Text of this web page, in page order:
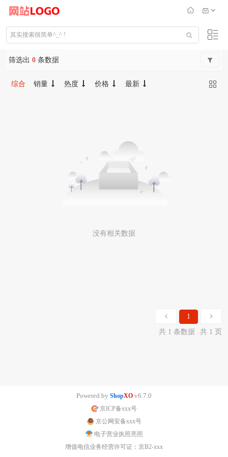
筛选出 0 条数据
综合 销量 热度 价格 最新
没有相关数据
1
共 1 条数据
共 1 页
Powered by ShopXO v6.7.0
京ICP备xxx号
京公网安备xxx号
电子营业执照亮照
增值电信业务经营许可证：京B2-xxx